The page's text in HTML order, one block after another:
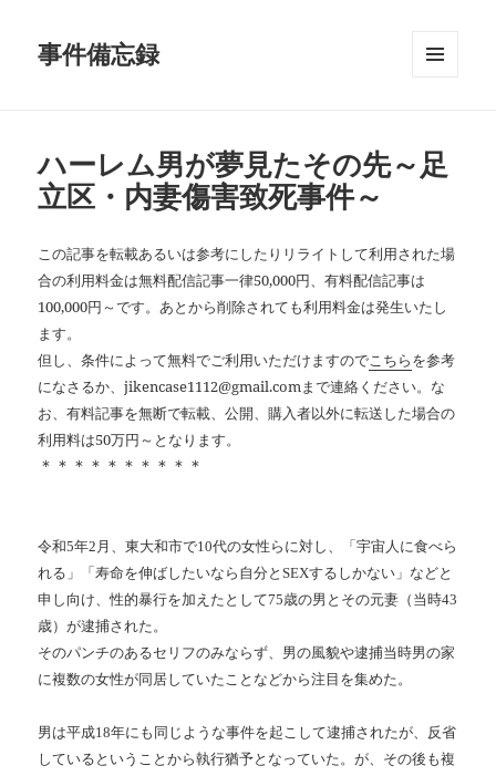
事件備忘録
ット
ハーレム男が夢見たその先～足
立区・内妻傷害致死事件～
この記事を転載あるいは参考にしたりリライトして利用された場
合の利用料金は無料配信記事一律50,000円、有料配信記事は
100,000円～です。あとから削除されても利用料金は発生いたし
ます。
但し、条件によって無料でご利用いただけますのでこちらを参考
になさるか、jikencase1112@gmail.comまで連絡ください。な
お、有料記事を無断で転載、公開、購入者以外に転送した場合の
利用料は50万円～となります。
＊＊＊＊＊＊＊＊＊＊
令和5年2月、東大和市で10代の女性らに対し、「宇宙人に食べら
れる」「寿命を伸ばしたいなら自分とSEXするしかない」などと
申し向け、性的暴行を加えたとして75歳の男とその元妻（当時43
歳）が逮捕された。
そのパンチのあるセリフのみならず、男の風貌や逮捕当時男の家
に複数の女性が同居していたことなどから注目を集めた。
男は平成18年にも同じような事件を起こして逮捕されたが、反省
しているということから執行猶予となっていた。が、その後も複